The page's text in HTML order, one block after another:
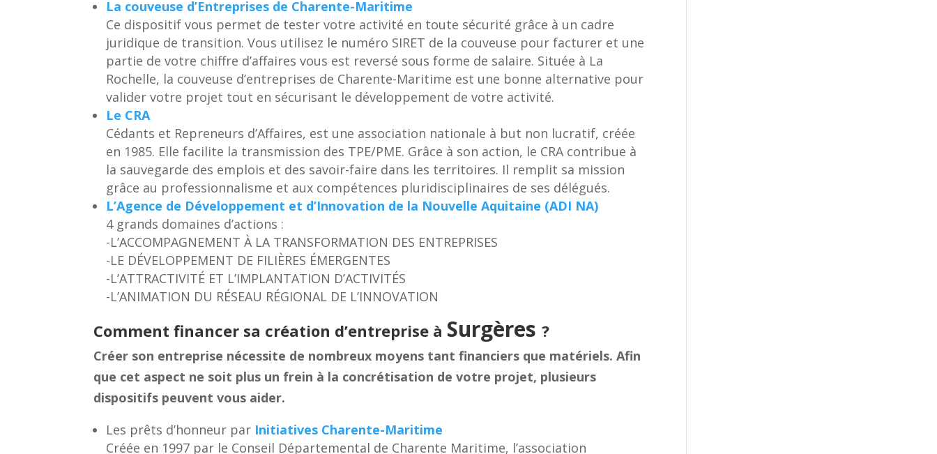
La couveuse d’Entreprises de Charente-Maritime
Ce dispositif vous permet de tester votre activité en toute sécurité grâce à un cadre
juridique de transition. Vous utilisez le numéro SIRET de la couveuse pour facturer et une
partie de votre chiffre d’affaires vous est reversé sous forme de salaire. Située à La
Rochelle, la couveuse d’entreprises de Charente-Maritime est une bonne alternative pour
valider votre projet tout en sécurisant le développement de votre activité.
Le CRA
Cédants et Repreneurs d’Affaires, est une association nationale à but non lucratif, créée
en 1985. Elle facilite la transmission des TPE/PME. Grâce à son action, le CRA contribue à
la sauvegarde des emplois et des savoir-faire dans les territoires. Il remplit sa mission
grâce au professionnalisme et aux compétences pluridisciplinaires de ses délégués.
L’Agence de Développement et d’Innovation de la Nouvelle Aquitaine (ADI NA)
4 grands domaines d’actions :
-L’ACCOMPAGNEMENT À LA TRANSFORMATION DES ENTREPRISES
-LE DÉVELOPPEMENT DE FILIÈRES ÉMERGENTES
-L’ATTRACTIVITÉ ET L’IMPLANTATION D’ACTIVITÉS
-L’ANIMATION DU RÉSEAU RÉGIONAL DE L’INNOVATION
Comment financer sa création d’entreprise à Surgères?
Créer son entreprise nécessite de nombreux moyens tant financiers que matériels. Afin
que cet aspect ne soit plus un frein à la concrétisation de votre projet, plusieurs
dispositifs peuvent vous aider.
Les prêts d’honneur par Initiatives Charente-Maritime
Créée en 1997 par le Conseil Départemental de Charente Maritime, l’association